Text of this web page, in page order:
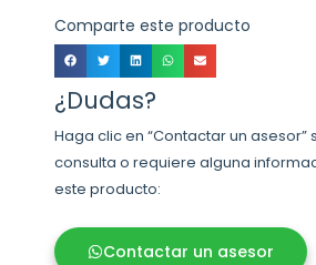
Comparte este producto
¿Dudas?
Haga clic en “Contactar un asesor”
consulta o requiere alguna
este producto:
Contactar un asesor